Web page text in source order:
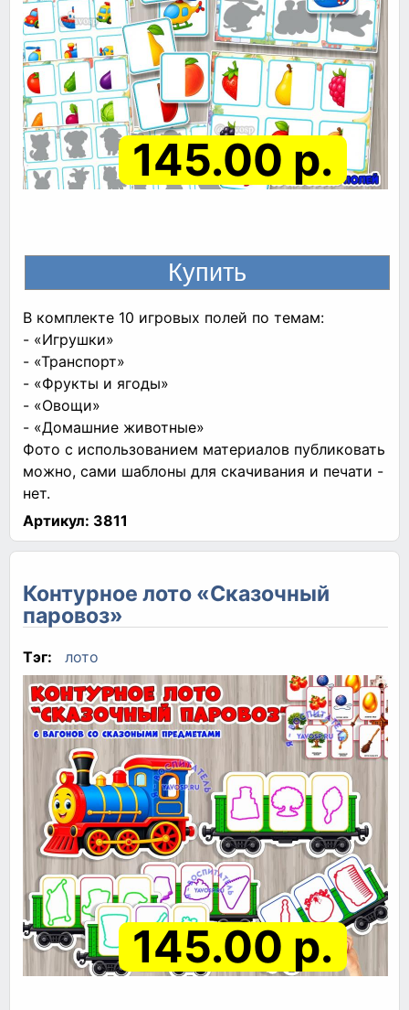
145.00 р.
В комплекте 10 игровых полей по темам:
- «Игрушки»
- «Транспорт»
- «Фрукты и ягоды»
- «Овощи»
- «Домашние животные»
Фото с использованием материалов публиковать
можно, сами шаблоны для скачивания и печати -
нет.
Артикул: 3811
Контурное лото «Сказочный
паровоз»
Тэг: лото
145.00 р.